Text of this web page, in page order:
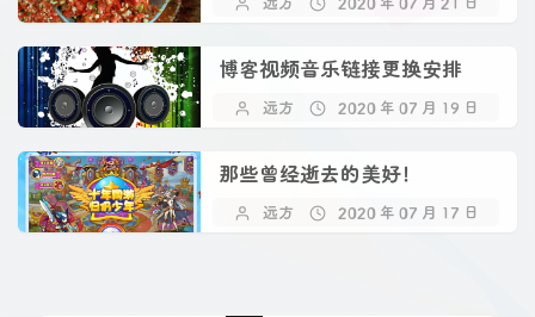
博客视频音乐链接更换安排
远方 2020 年 07 月 19 日
那些曾经逝去的美好！
远方 2020 年 07 月 17 日